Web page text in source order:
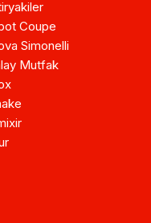
Coupe
Simonelli
Mutfak